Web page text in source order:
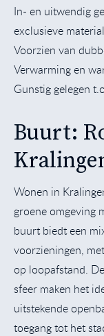
In- en uitwendig
exclusieve
Voorzien van
Verwarming en
Gunstig gelegen
Buurt:
Wonen in
groene omgeving
buurt biedt een
voorzieningen,
op loopafstand.
sfeer maken het
uitstekende
toegang tot het